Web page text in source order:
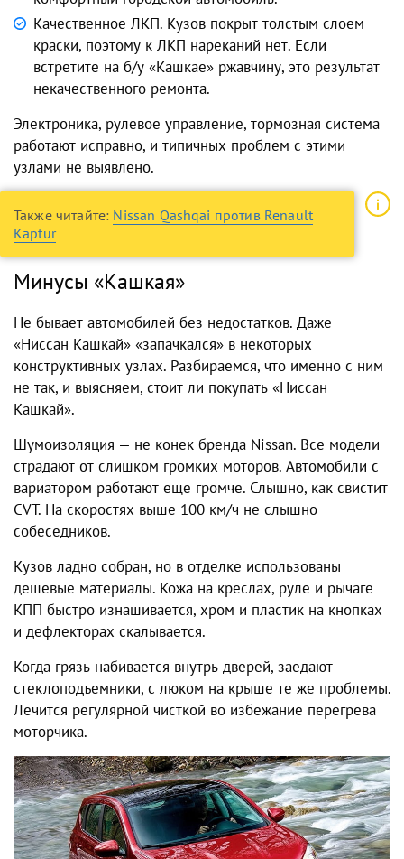
Качественное ЛКП. Кузов покрыт толстым слоем
краски, поэтому к ЛКП нареканий нет. Если
встретите на б/у «Кашкае» ржавчину, это результат
некачественного ремонта.
Электроника, рулевое управление, тормозная система
работают исправно, и типичных проблем с этими
узлами не выявлено.
Также читайте: Nissan Qashqai против Renault
Kaptur
Минусы «Кашкая»
Не бывает автомобилей без недостатков. Даже
«Ниссан Кашкай» «запачкался» в некоторых
конструктивных узлах. Разбираемся, что именно с ним
не так, и выясняем, стоит ли покупать «Ниссан
Кашкай».
Шумоизоляция — не конек бренда Nissan. Все модели
страдают от слишком громких моторов. Автомобили с
вариатором работают еще громче. Слышно, как свистит
CVT. На скоростях выше 100 км/ч не слышно
собеседников.
Кузов ладно собран, но в отделке использованы
дешевые материалы. Кожа на креслах, руле и рычаге
КПП быстро изнашивается, хром и пластик на кнопках
и дефлекторах скалывается.
Когда грязь набивается внутрь дверей, заедают
стеклоподъемники, с люком на крыше те же проблемы.
Лечится регулярной чисткой во избежание перегрева
моторчика.